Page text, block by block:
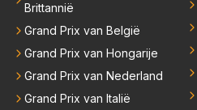
Brittannië
Grand Prix van België
Grand Prix van Hongarije
Grand Prix van Nederland
Grand Prix van Italië